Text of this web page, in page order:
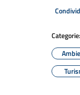
Categorie: